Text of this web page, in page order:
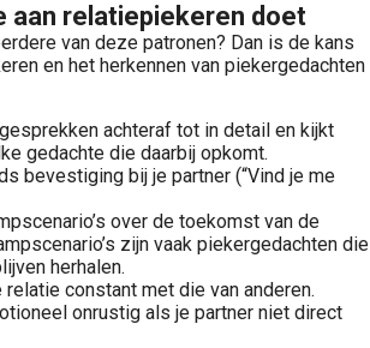
aan relatiepiekeren doet
van deze patronen? Dan is de kans
en het herkennen van piekergedachten
achteraf tot in detail en kijkt
gedachte die daarbij opkomt.
bevestiging bij je partner (“Vind je me
over de toekomst van de
zijn vaak piekergedachten die
herhalen.
constant met die van anderen.
onrustig als je partner niet direct